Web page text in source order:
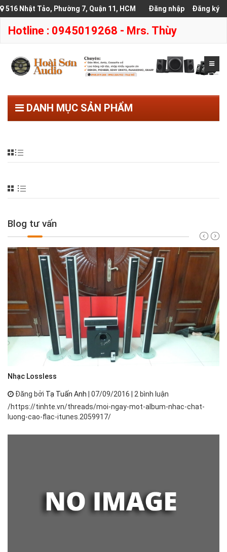
516 Nhật Tảo, Phường 7, Quận 11, HCM Đăng nhập Đăng ký
Hotline : 0945019268 - Mrs. Thùy
DANH MỤC SẢN PHẨM
Blog tư vấn
Nhạc Lossless
Đăng bởi Tạ Tuấn Anh | 07/09/2016 | 2 bình luận
/https://tinhte.vn/threads/moi-ngay-mot-album-nhac-chat-
luong-cao-flac-itunes.2059917/